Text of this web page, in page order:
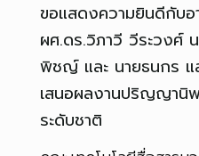
ขอแสดงความยินดีกับอ
ผศ.ดร.วิภาวี วีระวงศ์
พิชญ์ และ นายธนกร แ
เสนอผลงานปริญญานิพ
ระดับชาติ